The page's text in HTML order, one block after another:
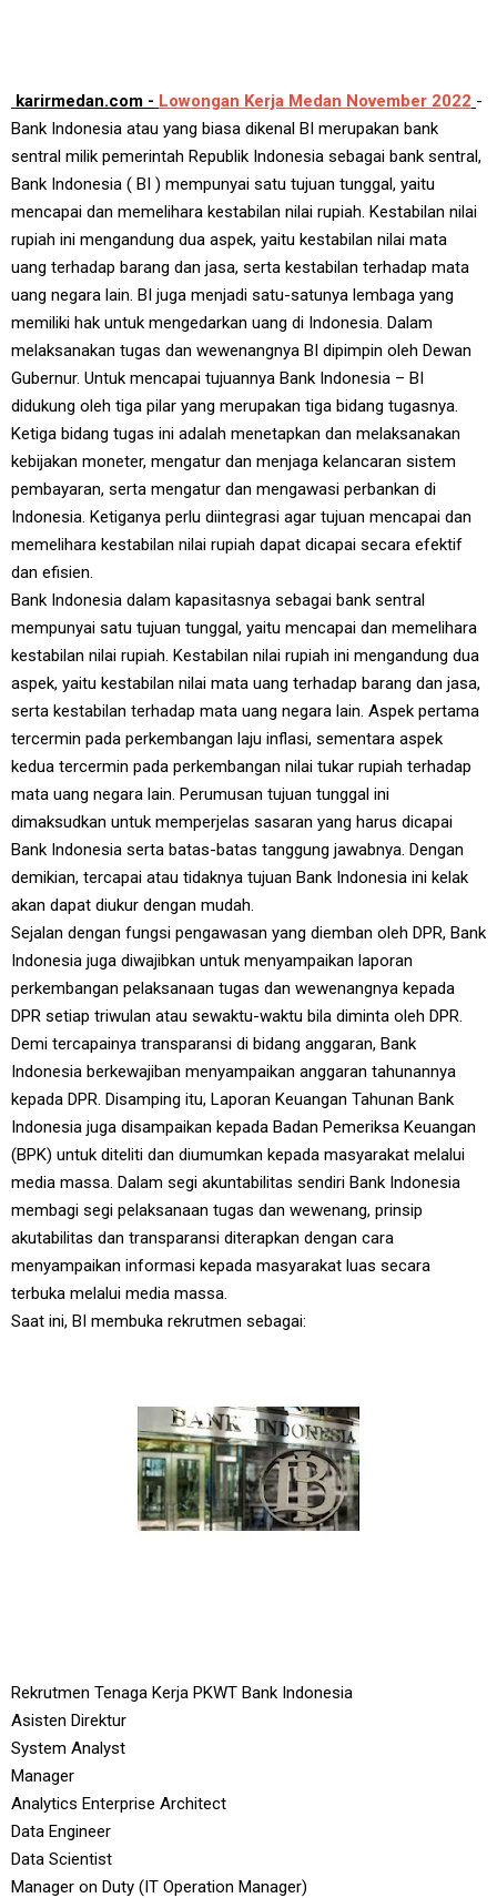
karirmedan.com - Lowongan Kerja Medan November 2022 -
Bank Indonesia atau yang biasa dikenal BI merupakan bank
sentral milik pemerintah Republik Indonesia sebagai bank sentral,
Bank Indonesia ( BI ) mempunyai satu tujuan tunggal, yaitu
mencapai dan memelihara kestabilan nilai rupiah. Kestabilan nilai
rupiah ini mengandung dua aspek, yaitu kestabilan nilai mata
uang terhadap barang dan jasa, serta kestabilan terhadap mata
uang negara lain. BI juga menjadi satu-satunya lembaga yang
memiliki hak untuk mengedarkan uang di Indonesia. Dalam
melaksanakan tugas dan wewenangnya BI dipimpin oleh Dewan
Gubernur. Untuk mencapai tujuannya Bank Indonesia – BI
didukung oleh tiga pilar yang merupakan tiga bidang tugasnya.
Ketiga bidang tugas ini adalah menetapkan dan melaksanakan
kebijakan moneter, mengatur dan menjaga kelancaran sistem
pembayaran, serta mengatur dan mengawasi perbankan di
Indonesia. Ketiganya perlu diintegrasi agar tujuan mencapai dan
memelihara kestabilan nilai rupiah dapat dicapai secara efektif
dan efisien.
Bank Indonesia dalam kapasitasnya sebagai bank sentral
mempunyai satu tujuan tunggal, yaitu mencapai dan memelihara
kestabilan nilai rupiah. Kestabilan nilai rupiah ini mengandung dua
aspek, yaitu kestabilan nilai mata uang terhadap barang dan jasa,
serta kestabilan terhadap mata uang negara lain. Aspek pertama
tercermin pada perkembangan laju inflasi, sementara aspek
kedua tercermin pada perkembangan nilai tukar rupiah terhadap
mata uang negara lain. Perumusan tujuan tunggal ini
dimaksudkan untuk memperjelas sasaran yang harus dicapai
Bank Indonesia serta batas-batas tanggung jawabnya. Dengan
demikian, tercapai atau tidaknya tujuan Bank Indonesia ini kelak
akan dapat diukur dengan mudah.
Sejalan dengan fungsi pengawasan yang diemban oleh DPR, Bank
Indonesia juga diwajibkan untuk menyampaikan laporan
perkembangan pelaksanaan tugas dan wewenangnya kepada
DPR setiap triwulan atau sewaktu-waktu bila diminta oleh DPR.
Demi tercapainya transparansi di bidang anggaran, Bank
Indonesia berkewajiban menyampaikan anggaran tahunannya
kepada DPR. Disamping itu, Laporan Keuangan Tahunan Bank
Indonesia juga disampaikan kepada Badan Pemeriksa Keuangan
(BPK) untuk diteliti dan diumumkan kepada masyarakat melalui
media massa. Dalam segi akuntabilitas sendiri Bank Indonesia
membagi segi pelaksanaan tugas dan wewenang, prinsip
akutabilitas dan transparansi diterapkan dengan cara
menyampaikan informasi kepada masyarakat luas secara
terbuka melalui media massa.
Saat ini, BI membuka rekrutmen sebagai:
Rekrutmen Tenaga Kerja PKWT Bank Indonesia
Asisten Direktur
System Analyst
Manager
Analytics Enterprise Architect
Data Engineer
Data Scientist
Manager on Duty (IT Operation Manager)